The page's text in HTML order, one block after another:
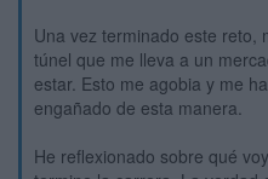
Una vez terminado este reto,
túnel que me lleva a un
estar. Esto me agobia y me
engañado de esta manera.
He reflexionado sobre qué